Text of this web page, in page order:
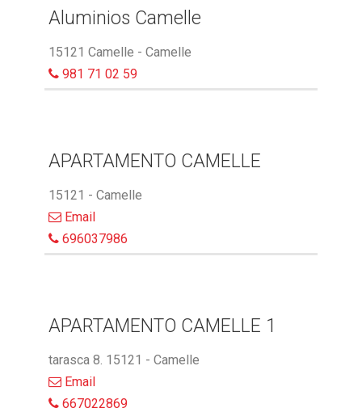
Aluminios Camelle
15121 Camelle - Camelle
981 71 02 59
APARTAMENTO CAMELLE
15121 - Camelle
Email
696037986
APARTAMENTO CAMELLE 1
tarasca 8. 15121 - Camelle
Email
667022869